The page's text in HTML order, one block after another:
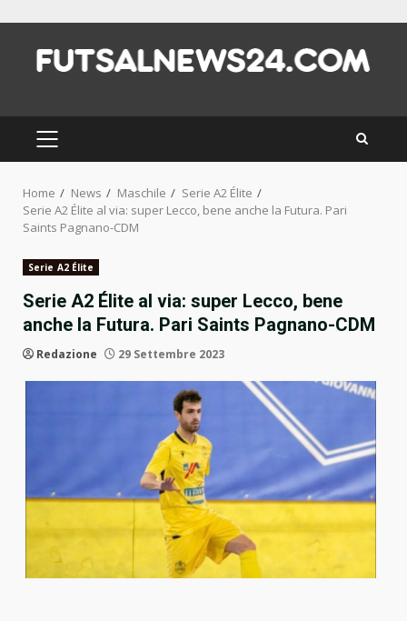
content
PRIMARY
MENU
Home News Maschile
Serie A2 Élite
Serie A2 Élite al via: super Lecco, bene anche la Futura. Pari
Saints Pagnano-CDM
Serie A2 Élite
Serie A2 Élite al via: super Lecco, bene
anche la Futura. Pari Saints Pagnano-CDM
Redazione 29 Settembre 2023